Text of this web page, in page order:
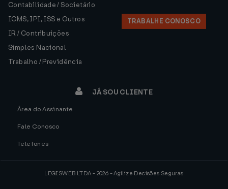
Contabilidade / Societário
ICMS, IPI, ISS e Outros
IR / Contribuições
Simples Nacional
Trabalho / Previdência
TRABALHE CONOSCO
JÁ SOU CLIENTE
Área do Assinante
Fale Conosco
Telefones
LEGISWEB LTDA - 2026 - Agilize Decisões Seguras